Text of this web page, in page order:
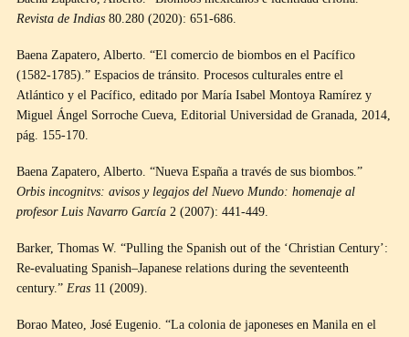
Revista de Indias 80.280 (2020): 651-686.
Baena Zapatero, Alberto. “El comercio de biombos en el Pacífico
(1582-1785).” Espacios de tránsito. Procesos culturales entre el
Atlántico y el Pacífico, editado por María Isabel Montoya Ramírez y
Miguel Ángel Sorroche Cueva, Editorial Universidad de Granada, 2014,
pág. 155-170.
Baena Zapatero, Alberto. “Nueva España a través de sus biombos.”
Orbis incognitvs: avisos y legajos del Nuevo Mundo: homenaje al
profesor Luis Navarro García 2 (2007): 441-449.
Barker, Thomas W. “Pulling the Spanish out of the ‘Christian Century’:
Re-evaluating Spanish–Japanese relations during the seventeenth
century.” Eras 11 (2009).
Borao Mateo, José Eugenio. “La colonia de japoneses en Manila en el